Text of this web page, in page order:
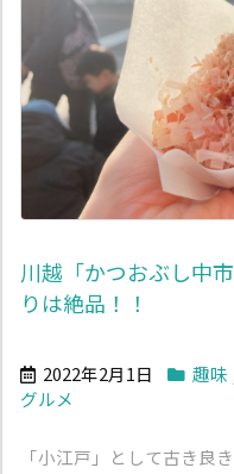
川越「かつおぶし中
りは絶品！！
2022年2月1日 趣味
グルメ
「小江戸」として古き良